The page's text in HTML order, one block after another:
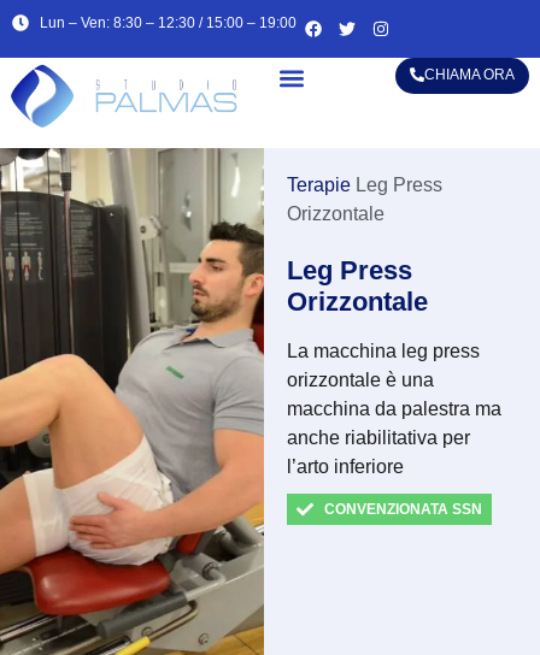
Lun – Ven: 8:30 – 12:30 / 15:00 – 19:00
CHIAMA ORA
Terapie Leg Press
Orizzontale
Leg Press
Orizzontale
La macchina leg press
orizzontale è una
macchina da palestra ma
anche riabilitativa per
l’arto inferiore
CONVENZIONATA SSN